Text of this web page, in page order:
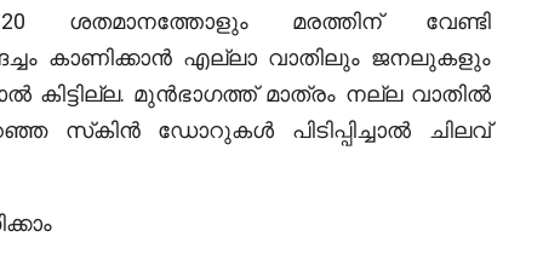
20 ശതമാനത്തോളും മരത്തിന് വേണ്ടി
കാണിക്കാന്‍ എല്ലാ വാതിലും ജനലുകളും
കിട്ടില്ല. മുന്‍ഭാഗത്ത് മാത്രം നല്ല വാതില്‍
സ്‌കിന്‍ ഡോറുകള്‍ പിടിപ്പിച്ചാല്‍ ചിലവ്